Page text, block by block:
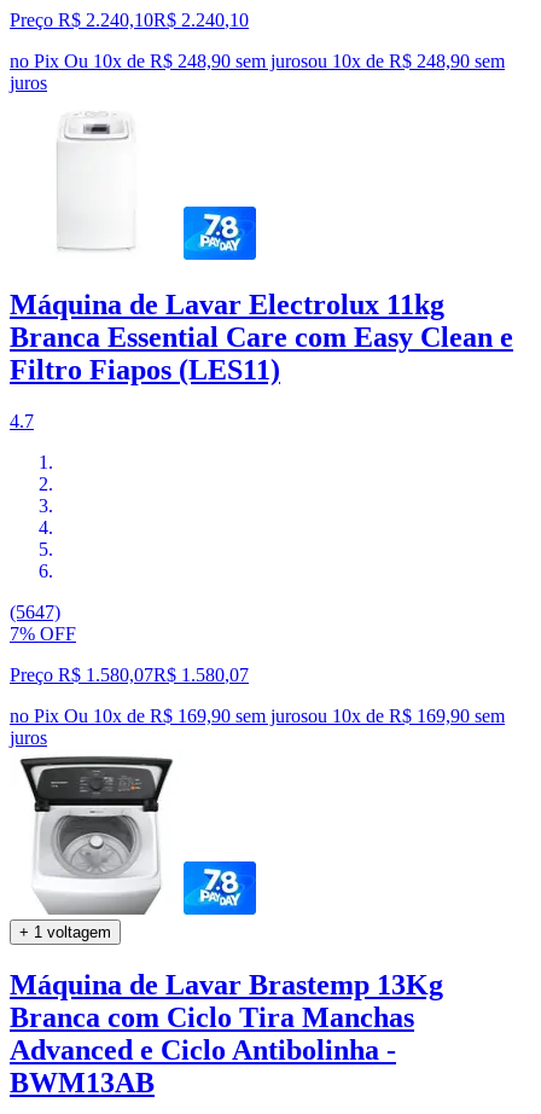
Preço R$ 2.240,10R$ 2.240,10
no Pix Ou 10x de R$ 248,90 sem jurosou 10x de R$ 248,90 sem
juros
Máquina de Lavar Electrolux 11kg
Branca Essential Care com Easy Clean e
Filtro Fiapos (LES11)
4.7
(5647)
7% OFF
Preço R$ 1.580,07R$ 1.580,07
no Pix Ou 10x de R$ 169,90 sem jurosou 10x de R$ 169,90 sem
juros
+ 1 voltagem
Máquina de Lavar Brastemp 13Kg
Branca com Ciclo Tira Manchas
Advanced e Ciclo Antibolinha -
BWM13AB